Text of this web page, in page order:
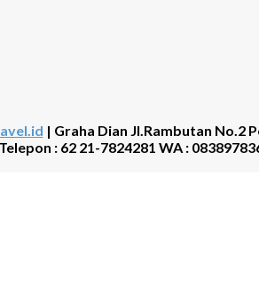
| Graha Dian Jl.Rambutan No.2
Telepon : 62 21-7824281 WA :